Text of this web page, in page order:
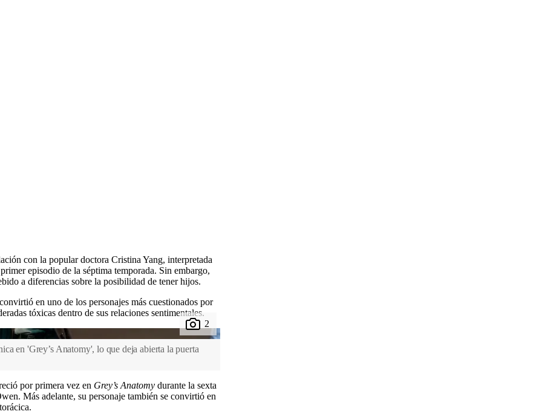
con la popular doctora Cristina Yang, interpretada
episodio de la séptima temporada. Sin embargo,
a diferencias sobre la posibilidad de tener hijos.
en uno de los personajes más cuestionados por
tóxicas dentro de sus relaciones sentimentales.
en 'Grey’s Anatomy', lo que deja abierta la puerta
por primera vez en Grey’s Anatomy durante la sexta
Más adelante, su personaje también se convirtió en